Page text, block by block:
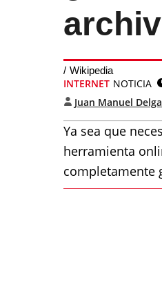
Wikipedia
INTERNET NOTICIA
Juan Manuel
Ya sea que
herramienta
completamente